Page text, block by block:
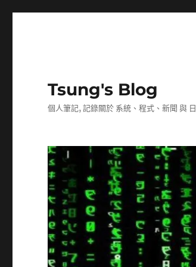
Tsung's Blog
個人筆記, 記錄關於 系統、程式、新聞 與